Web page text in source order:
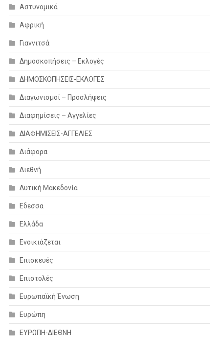
Αστυνομικά
Αφρική
Γιαννιτσά
Δημοσκοπήσεις – Εκλογές
ΔΗΜΟΣΚΟΠΗΣΕΙΣ-ΕΚΛΟΓΕΣ
Διαγωνισμοί – Προσλήψεις
Διαφημίσεις – Αγγελίες
ΔΙΑΦΗΜΙΣΕΙΣ-ΑΓΓΕΛΙΕΣ
Διάφορα
Διεθνή
Δυτική Μακεδονία
Εδεσσα
Ελλάδα
Ενοικιάζεται
Επισκευές
Επιστολές
Ευρωπαϊκή Ένωση
Ευρώπη
ΕΥΡΩΠΗ-ΔΙΕΘΝΗ